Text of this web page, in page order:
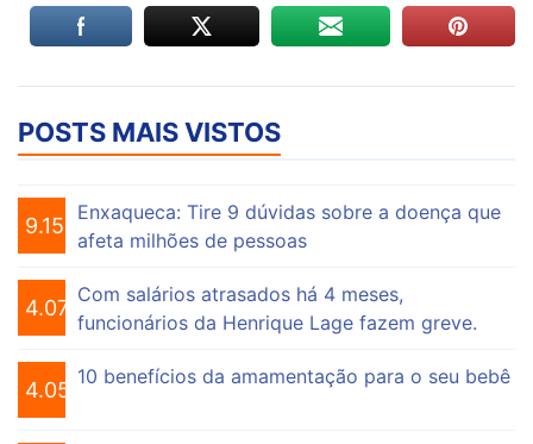
POSTS MAIS VISTOS
9.153
Enxaqueca: Tire 9 dúvidas sobre a doença que
afeta milhões de pessoas
4.073
Com salários atrasados há 4 meses,
funcionários da Henrique Lage fazem greve.
4.055
10 benefícios da amamentação para o seu bebê